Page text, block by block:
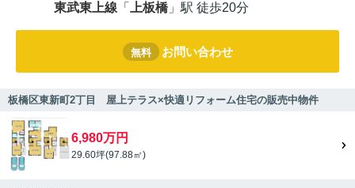
東武東上線 「 上板橋」駅 徒歩20分
無料 お問い合わせ
板橋区東新町2丁目 屋上テラス×快適リフォーム住宅の販売中物件
6,980万円
29.60坪(97.88㎡)